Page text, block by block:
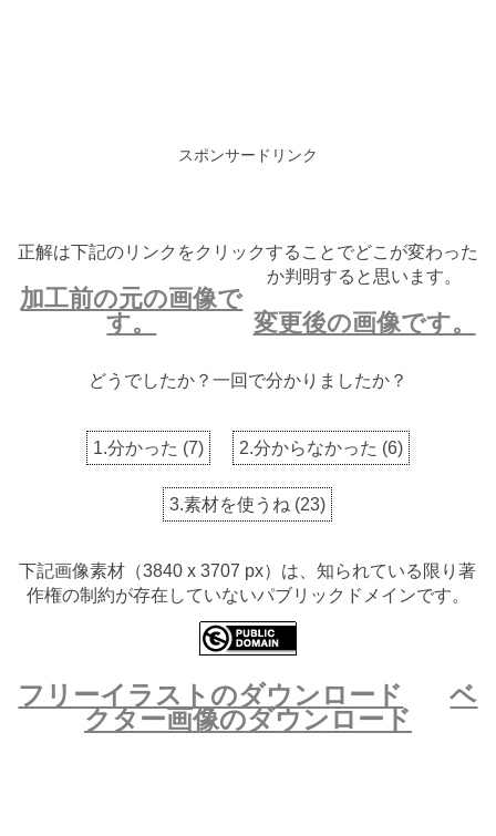
スポンサードリンク
正解は下記のリンクをクリックすることでどこが変わった
か判明すると思います。
加工前の元の画像で
す。
変更後の画像です。
どうでしたか？一回で分かりましたか？
1.分かった (7) 2.分からなかった (6)
3.素材を使うね (23)
下記画像素材（3840 x 3707 px）は、知られている限り著
作権の制約が存在していないパブリックドメインです。
フリーイラストのダウンロード
ベ
クター画像のダウンロード